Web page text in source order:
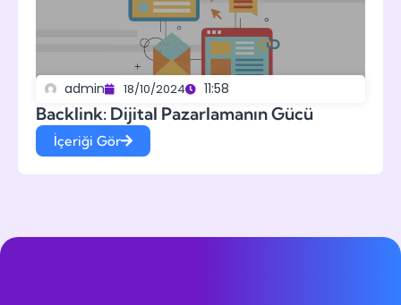
admin 18/10/2024 11:58
Backlink: Dijital Pazarlamanın Gücü
İçeriği Gör